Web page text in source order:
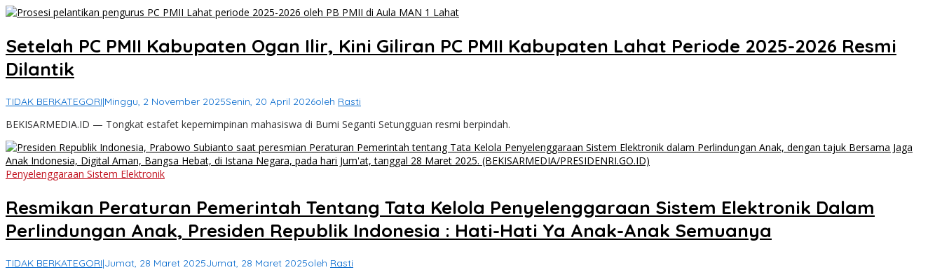
Setelah PC PMII Kabupaten Ogan Ilir, Kini Giliran PC PMII Kabupaten Lahat Periode 2025-2026 Resmi
Dilantik
TIDAK BERKATEGORI|Minggu, 2 November 2025Senin, 20 April 2026oleh Rasti
BEKISARMEDIA.ID — Tongkat estafet kepemimpinan mahasiswa di Bumi Seganti Setungguan resmi berpindah.
Penyelenggaraan Sistem Elektronik
Resmikan Peraturan Pemerintah Tentang Tata Kelola Penyelenggaraan Sistem Elektronik Dalam
Perlindungan Anak, Presiden Republik Indonesia : Hati-Hati Ya Anak-Anak Semuanya
TIDAK BERKATEGORI|Jumat, 28 Maret 2025Jumat, 28 Maret 2025oleh Rasti